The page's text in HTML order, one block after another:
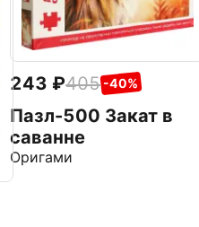
243 405 -40%
Пазл-500 Закат в
саванне
Оригами